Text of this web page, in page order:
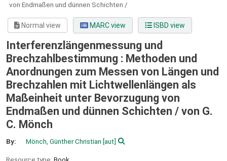
von Endmaßen und dünnen Schichten /
Normal view MARC view ISBD view
Interferenzlängenmessung und
Brechzahlbestimmung : Methoden und
Anordnungen zum Messen von Längen und
Brechzahlen mit Lichtwellenlängen als
Maßeinheit unter Bevorzugung von
Endmaßen und dünnen Schichten / von G.
C. Mönch
By: Mönch, Günther Christian [aut]
Resource type: Book